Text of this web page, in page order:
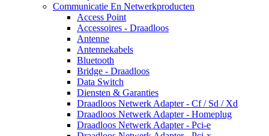
Communicatie En Netwerkproducten
Access Point
Accessoires - Draadloos
Antenne
Antennekabels
Bluetooth
Bridge - Draadloos
Data Switch
Diensten & Garanties
Draadloos Netwerk Adapter - Cf / Sd / Xd
Draadloos Netwerk Adapter - Homeplug
Draadloos Netwerk Adapter - Pci-e